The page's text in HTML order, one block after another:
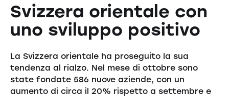
Svizzera orientale con
uno sviluppo positivo
La Svizzera orientale ha proseguito la sua
tendenza al rialzo. Nel mese di ottobre sono
state fondate 586 nuove aziende, con un
aumento di circa il 20% rispetto a settembre e